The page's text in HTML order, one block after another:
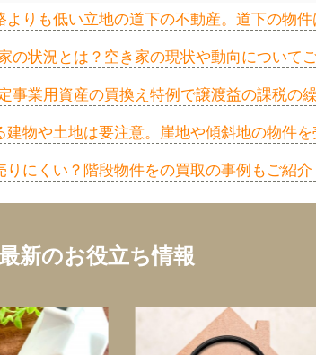
よりも低い立地の道下の不動産。道下の物
の状況とは？空き家の現状や動向について
事業用資産の買換え特例で譲渡益の課税
建物や土地は要注意。崖地や傾斜地の物件
りにくい？階段物件をの買取の事例もご紹介
新のお役立ち情報